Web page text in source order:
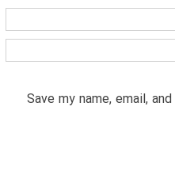
Save my name, email,